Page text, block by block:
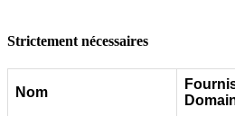
Strictement nécessaires
Nom